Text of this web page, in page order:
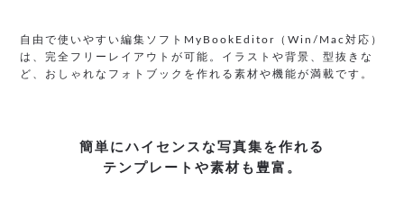
自由で使いやすい編集ソフトMyBookEditor（Win/Mac対応）
は、完全フリーレイアウトが可能。イラストや背景、型抜きな
ど、おしゃれなフォトブックを作れる素材や機能が満載です。
簡単にハイセンスな写真集を作れる
テンプレートや素材も豊富。